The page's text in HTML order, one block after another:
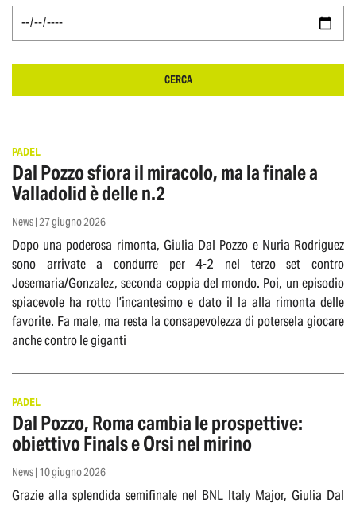
CERCA
PADEL
Dal Pozzo sfiora il miracolo, ma la finale a
Valladolid è delle n.2
News | 27 giugno 2026
Dopo una poderosa rimonta, Giulia Dal Pozzo e Nuria Rodriguez
sono arrivate a condurre per 4-2 nel terzo set contro
Josemaria/Gonzalez, seconda coppia del mondo. Poi, un episodio
spiacevole ha rotto l’incantesimo e dato il la alla rimonta delle
favorite. Fa male, ma resta la consapevolezza di potersela giocare
anche contro le giganti
PADEL
Dal Pozzo, Roma cambia le prospettive:
obiettivo Finals e Orsi nel mirino
News | 10 giugno 2026
Grazie alla splendida semifinale nel BNL Italy Major, Giulia Dal